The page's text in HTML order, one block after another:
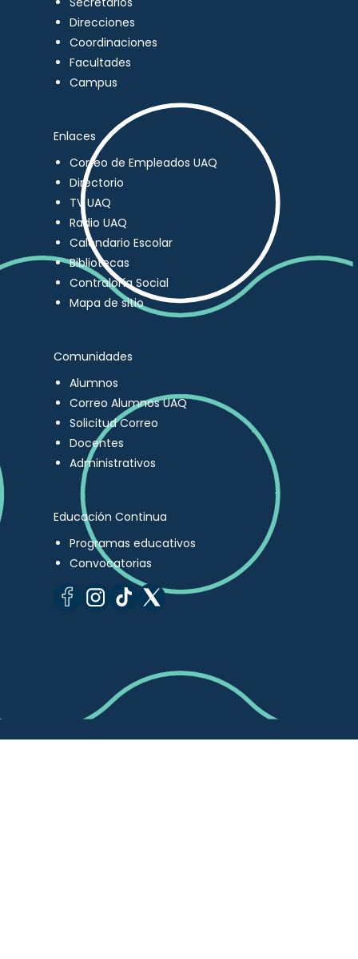
Direcciones
Coordinaciones
Facultades
Campus
Enlaces
Correo de Empleados UAQ
Directorio
TV UAQ
Radio UAQ
Calendario Escolar
Bibliotecas
Contraloría Social
Mapa de sitio
Comunidades
Alumnos
Correo Alumnos UAQ
Solicitud Correo
Docentes
Administrativos
Educación Continua
Programas educativos
Convocatorias